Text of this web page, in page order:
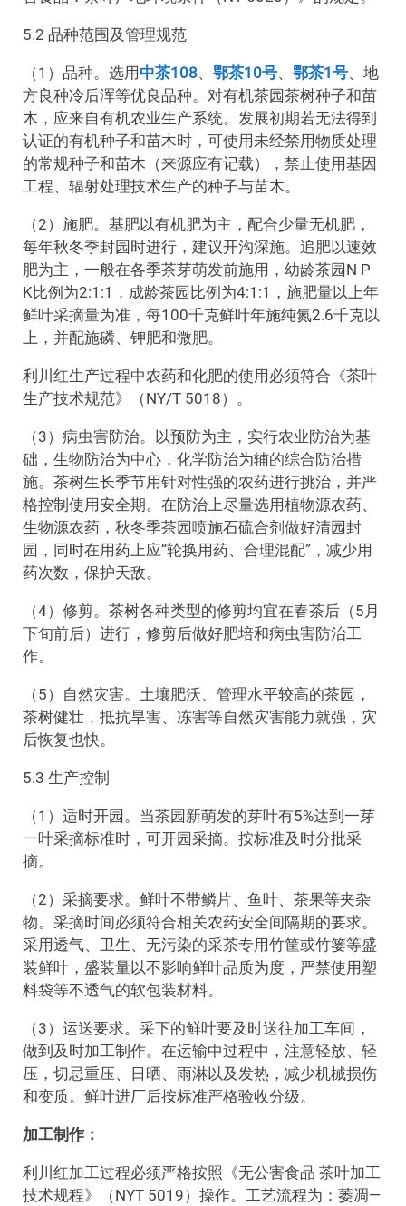
5.2 品种范围及管理规范
（1）品种。选用 中茶108、 鄂茶10号、 鄂茶1号、地
方良种冷后浑等优良品种。对有机茶园茶树种子和苗
木，应来自有机农业生产系统。发展初期若无法得到
认证的有机种子和苗木时，可使用未经禁用物质处理
的常规种子和苗木（来源应有记载），禁止使用基因
工程、辐射处理技术生产的种子与苗木。
（2）施肥。基肥以有机肥为主，配合少量无机肥，
每年秋冬季封园时进行，建议开沟深施。追肥以速效
肥为主，一般在各季茶芽萌发前施用，幼龄茶园N P
K比例为2:1:1，成龄茶园比例为4:1:1，施肥量以上年
鲜叶采摘量为准，每100千克鲜叶年施纯氮2.6千克以
上，并配施磷、钾肥和微肥。
利川红生产过程中农药和化肥的使用必须符合《茶叶
生产技术规范》（NY/T 5018）。
（3）病虫害防治。以预防为主，实行农业防治为基
础，生物防治为中心，化学防治为辅的综合防治措
施。茶树生长季节用针对性强的农药进行挑治，并严
格控制使用安全期。在防治上尽量选用植物源农药、
生物源农药，秋冬季茶园喷施石硫合剂做好清园封
园，同时在用药上应“轮换用药、合理混配”，减少用
药次数，保护天敌。
（4）修剪。茶树各种类型的修剪均宜在春茶后（5月
下旬前后）进行，修剪后做好肥培和病虫害防治工
作。
（5）自然灾害。土壤肥沃、管理水平较高的茶园，
茶树健壮，抵抗旱害、冻害等自然灾害能力就强，灾
后恢复也快。
5.3 生产控制
（1）适时开园。当茶园新萌发的芽叶有5%达到一芽
一叶采摘标准时，可开园采摘。按标准及时分批采
摘。
（2）采摘要求。鲜叶不带鳞片、鱼叶、茶果等夹杂
物。采摘时间必须符合相关农药安全间隔期的要求。
采用透气、卫生、无污染的采茶专用竹筐或竹篓等盛
装鲜叶，盛装量以不影响鲜叶品质为度，严禁使用塑
料袋等不透气的软包装材料。
（3）运送要求。采下的鲜叶要及时送往加工车间，
做到及时加工制作。在运输中过程中，注意轻放、轻
压，切忌重压、日晒、雨淋以及发热，减少机械损伤
和变质。鲜叶进厂后按标准严格验收分级。
加工制作：
利川红加工过程必须严格按照《无公害食品 茶叶加工
技术规程》（NYT 5019）操作。工艺流程为：萎凋—